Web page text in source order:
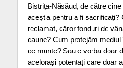
Bistrița-Năsăud, de către
aceștia pentru a fi sacrificați?
reclamat, căror fonduri de
daune? Cum protejăm
de munte? Sau e vorba doar
acelorași potentați care doar